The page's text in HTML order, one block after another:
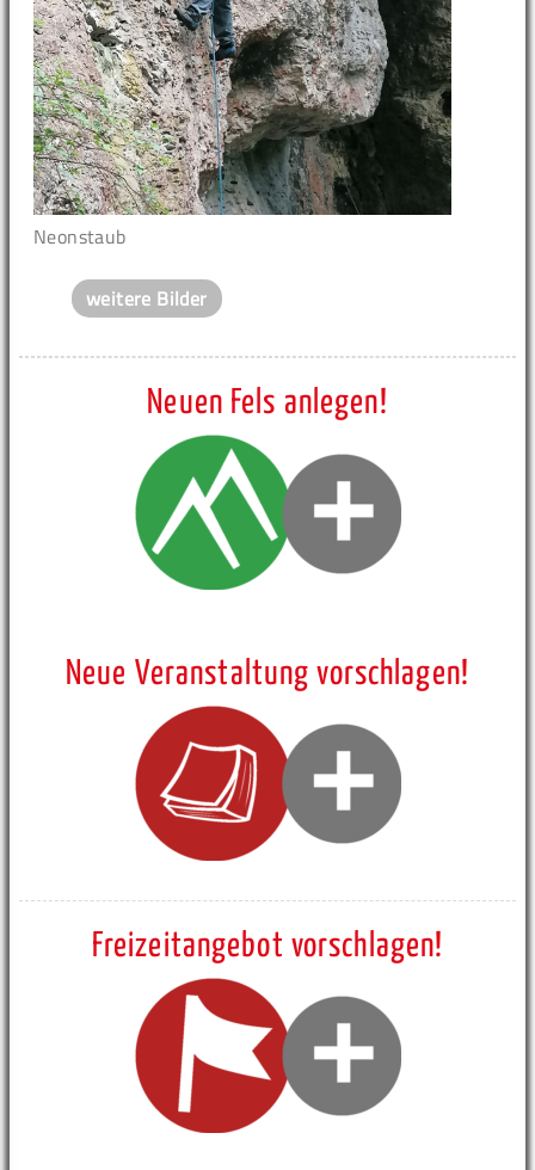
Neonstaub
weitere Bilder
Neuen Fels anlegen!
Neue Veranstaltung vorschlagen!
Freizeitangebot vorschlagen!